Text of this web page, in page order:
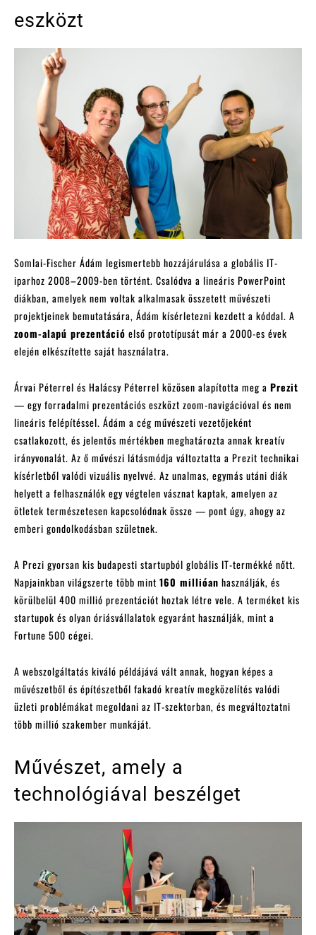
eszközt
Somlai-Fischer Ádám legismertebb hozzájárulása a globális IT-
iparhoz 2008–2009-ben történt. Csalódva a lineáris PowerPoint
diákban, amelyek nem voltak alkalmasak összetett művészeti
projektjeinek bemutatására, Ádám kísérletezni kezdett a kóddal. A
zoom-alapú prezentáció első prototípusát már a 2000-es évek
elején elkészítette saját használatra.
Árvai Péterrel és Halácsy Péterrel közösen alapította meg a Prezit
— egy forradalmi prezentációs eszközt zoom-navigációval és nem
lineáris felépítéssel. Ádám a cég művészeti vezetőjeként
csatlakozott, és jelentős mértékben meghatározta annak kreatív
irányvonalát. Az ő művészi látásmódja változtatta a Prezit technikai
kísérletből valódi vizuális nyelvvé. Az unalmas, egymás utáni diák
helyett a felhasználók egy végtelen vásznat kaptak, amelyen az
ötletek természetesen kapcsolódnak össze — pont úgy, ahogy az
emberi gondolkodásban születnek.
A Prezi gyorsan kis budapesti startupból globális IT-termékké nőtt.
Napjainkban világszerte több mint 160 millióan használják, és
körülbelül 400 millió prezentációt hoztak létre vele. A terméket kis
startupok és olyan óriásvállalatok egyaránt használják, mint a
Fortune 500 cégei.
A webszolgáltatás kiváló példájává vált annak, hogyan képes a
művészetből és építészetből fakadó kreatív megközelítés valódi
üzleti problémákat megoldani az IT-szektorban, és megváltoztatni
több millió szakember munkáját.
Művészet, amely a
technológiával beszélget